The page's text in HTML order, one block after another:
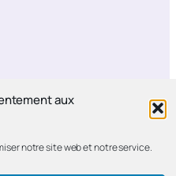
aux
notre site web et notre service.
Bercy
Dame de la